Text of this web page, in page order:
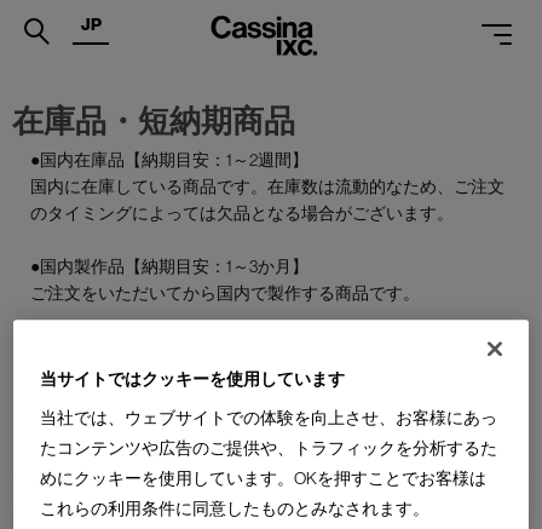
.
SERVICES
MAGAZINE
SHOPS
CATALOGUES
PROFESSIONAL
JP
在庫品・短納期商品
●国内在庫品【納期目安：1～2週間】
国内に在庫している商品です。在庫数は流動的なため、ご注文
のタイミングによっては欠品となる場合がございます。
●国内製作品【納期目安：1～3か月】
ご注文をいただいてから国内で製作する商品です。
通常はお届けまで約6か月を要する輸入商品の一部を、期間限
くなり次第終了となります。
当サイトではクッキーを使用しています
当社では、ウェブサイトでの体験を向上させ、お客様にあっ
たコンテンツや広告のご提供や、トラフィックを分析するた
めにクッキーを使用しています。OKを押すことでお客様は
これらの利用条件に同意したものとみなされます。